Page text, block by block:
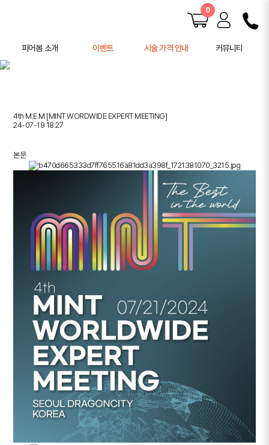
0
피어봄 소개 이벤트 시술 가격 안내 커뮤니티
4th M.E.M [MINT WORDWIDE EXPERT MEETING]
24-07-19 18:27
본문